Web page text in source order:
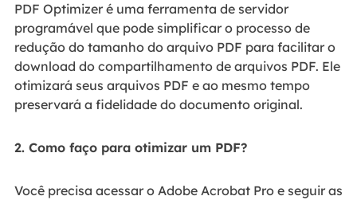
PDF Optimizer é uma ferramenta de servidor
programável que pode simplificar o processo de
redução do tamanho do arquivo PDF para facilitar o
download do compartilhamento de arquivos PDF. Ele
otimizará seus arquivos PDF e ao mesmo tempo
preservará a fidelidade do documento original.
2. Como faço para otimizar um PDF?
Você precisa acessar o Adobe Acrobat Pro e seguir as